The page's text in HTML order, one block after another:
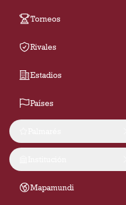
Torneos
Rivales
Estadios
Países
Mapamundi